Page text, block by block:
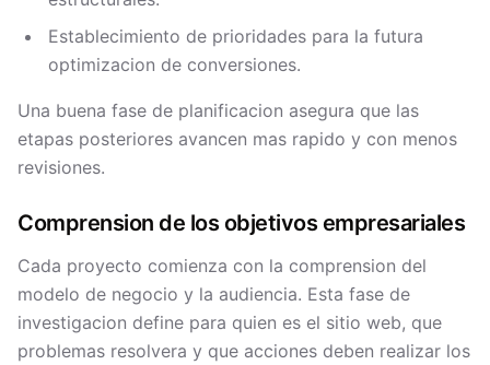
Establecimiento de prioridades para la futura
optimizacion de conversiones.
Una buena fase de planificacion asegura que las
etapas posteriores avancen mas rapido y con menos
revisiones.
Comprension de los objetivos empresariales
Cada proyecto comienza con la comprension del
modelo de negocio y la audiencia. Esta fase de
investigacion define para quien es el sitio web, que
problemas resolvera y que acciones deben realizar los